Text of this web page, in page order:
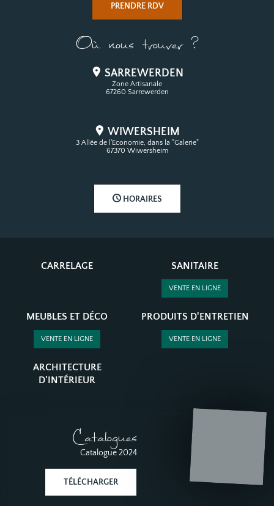
PRENDRE RDV
Où nous trouver ?
SARREWERDEN
Zone Artisanale
67260 Sarrewerden
WIWERSHEIM
3 Allée de l'Economie, dans la "Galerie"
67370 Wiwersheim
HORAIRES
CARRELAGE SANITAIRE
VENTE EN LIGNE
MEUBLES ET DÉCO
VENTE EN LIGNE
PRODUITS D'ENTRETIEN
VENTE EN LIGNE
ARCHITECTURE
D'INTÉRIEUR
Catalogues
Catalogue 2024
TÉLÉCHARGER